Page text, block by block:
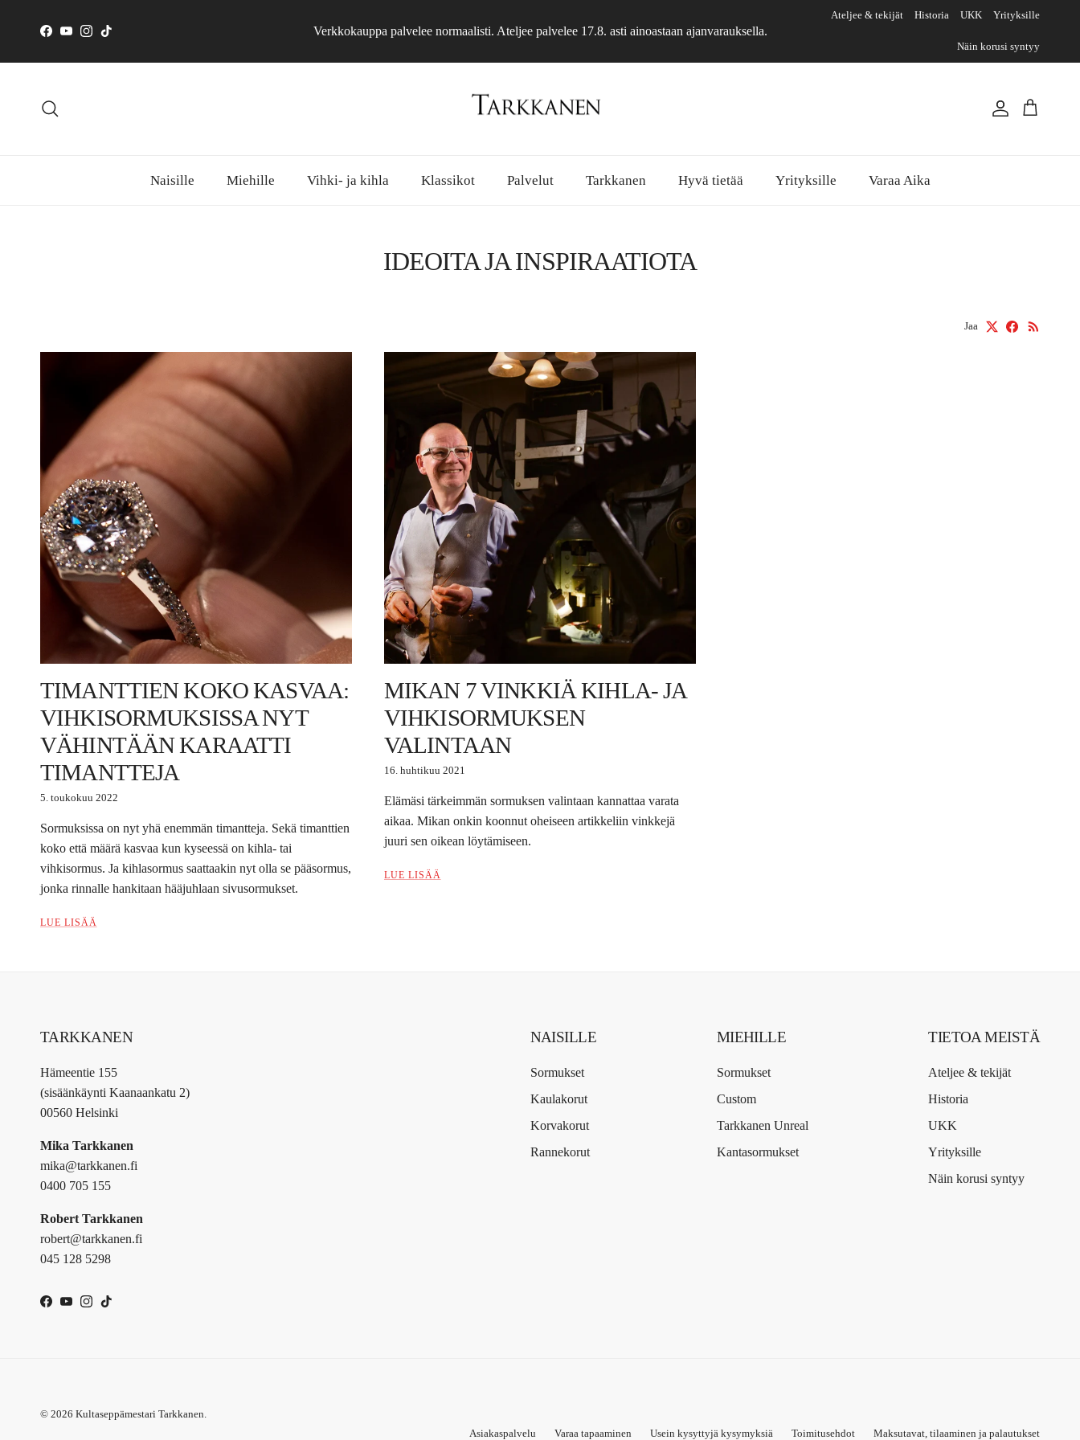
Facebook
YouTube
Instagram
TikTok Verkkokauppa palvelee normaalisti. Ateljee palvelee 17.8. asti ainoastaan ajanvarauksella.
Ateljee & tekijät Historia UKK Yrityksille
Näin korusi syntyy
Tili Ostoskori
Naisille Miehille Vihki- ja kihla Klassikot Palvelut Tarkkanen Hyvä tietää Yrityksille Varaa Aika
IDEOITA JA INSPIRAATIOTA
Jaa
TIMANTTIEN KOKO KASVAA:
VIHKISORMUKSISSA NYT
VÄHINTÄÄN KARAATTI
TIMANTTEJA
5. toukokuu 2022
Sormuksissa on nyt yhä enemmän timantteja. Sekä timanttien
koko että määrä kasvaa kun kyseessä on kihla- tai
vihkisormus. Ja kihlasormus saattaakin nyt olla se pääsormus,
jonka rinnalle hankitaan hääjuhlaan sivusormukset.
LUE LISÄÄ
MIKAN 7 VINKKIÄ KIHLA- JA
VIHKISORMUKSEN
VALINTAAN
16. huhtikuu 2021
Elämäsi tärkeimmän sormuksen valintaan kannattaa varata
aikaa. Mikan onkin koonnut oheiseen artikkeliin vinkkejä
juuri sen oikean löytämiseen.
LUE LISÄÄ
TARKKANEN
Hämeentie 155
(sisäänkäynti Kaanaankatu 2)
00560 Helsinki
Mika Tarkkanen
mika@tarkkanen.fi
0400 705 155
Robert Tarkkanen
robert@tarkkanen.fi
045 128 5298
Facebook
YouTube
Instagram
TikTok
NAISILLE
Sormukset
Kaulakorut
Korvakorut
Rannekorut
MIEHILLE
Sormukset
Custom
Tarkkanen Unreal
Kantasormukset
TIETOA MEISTÄ
Ateljee & tekijät
Historia
UKK
Yrityksille
Näin korusi syntyy
Asiakaspalvelu Varaa tapaaminen Usein kysyttyjä kysymyksiä Toimitusehdot Maksutavat, tilaaminen ja palautukset
© 2026 Kultaseppämestari Tarkkanen.